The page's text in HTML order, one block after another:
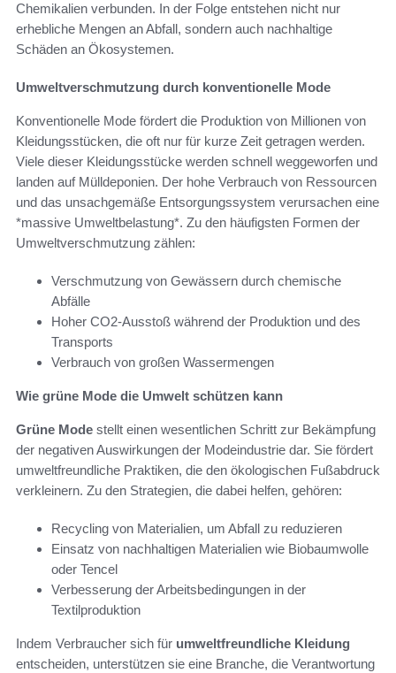
Chemikalien verbunden. In der Folge entstehen nicht nur
erhebliche Mengen an Abfall, sondern auch nachhaltige
Schäden an Ökosystemen.
Umweltverschmutzung durch konventionelle Mode
Konventionelle Mode fördert die Produktion von Millionen von
Kleidungsstücken, die oft nur für kurze Zeit getragen werden.
Viele dieser Kleidungsstücke werden schnell weggeworfen und
landen auf Mülldeponien. Der hohe Verbrauch von Ressourcen
und das unsachgemäße Entsorgungssystem verursachen eine
*massive Umweltbelastung*. Zu den häufigsten Formen der
Umweltverschmutzung zählen:
Verschmutzung von Gewässern durch chemische
Abfälle
Hoher CO2-Ausstoß während der Produktion und des
Transports
Verbrauch von großen Wassermengen
Wie grüne Mode die Umwelt schützen kann
Grüne Mode stellt einen wesentlichen Schritt zur Bekämpfung
der negativen Auswirkungen der Modeindustrie dar. Sie fördert
umweltfreundliche Praktiken, die den ökologischen Fußabdruck
verkleinern. Zu den Strategien, die dabei helfen, gehören:
Recycling von Materialien, um Abfall zu reduzieren
Einsatz von nachhaltigen Materialien wie Biobaumwolle
oder Tencel
Verbesserung der Arbeitsbedingungen in der
Textilproduktion
Indem Verbraucher sich für umweltfreundliche Kleidung
entscheiden, unterstützen sie eine Branche, die Verantwortung